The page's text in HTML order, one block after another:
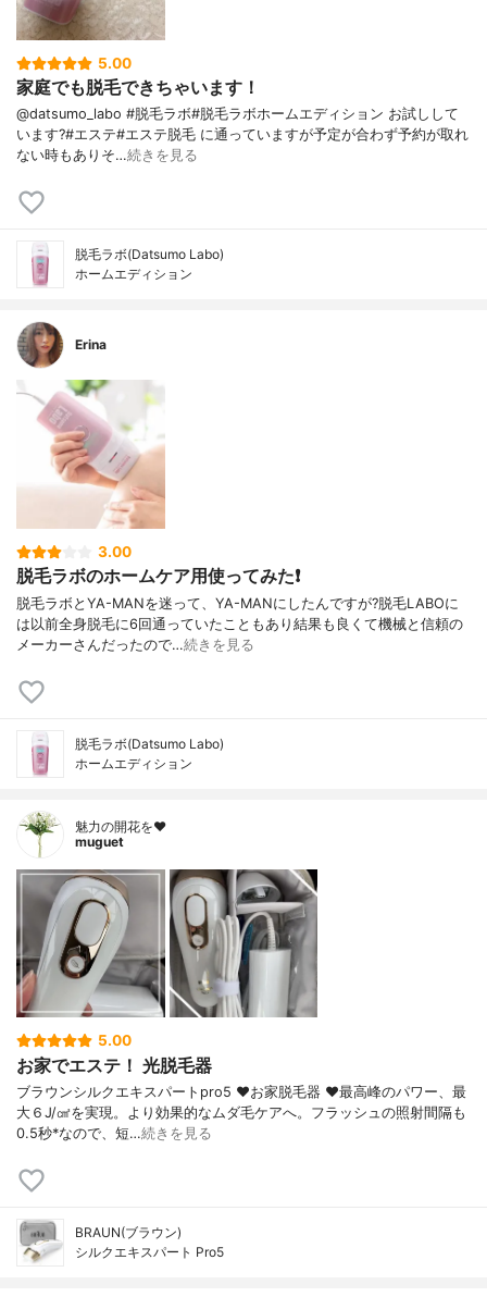
5.00
家庭でも脱毛できちゃいます！
@datsumo_labo #脱毛ラボ#脱毛ラボホームエディション お試しして
います?#エステ#エステ脱毛 に通っていますが予定が合わず予約が取れ
ない時もありそ…続きを見る
脱毛ラボ(Datsumo Labo)
ホームエディション
Erina
3.00
脱毛ラボのホームケア用使ってみた❗
脱毛ラボとYA-MANを迷って、YA-MANにしたんですが?脱毛LABOに
は以前全身脱毛に6回通っていたこともあり結果も良くて機械と信頼の
メーカーさんだったので…続きを見る
脱毛ラボ(Datsumo Labo)
ホームエディション
魅力の開花を❤︎
muguet
5.00
お家でエステ！ 光脱毛器
ブラウンシルクエキスパートpro5 ❤︎お家脱毛器 ❤︎最高峰のパワー、最
大６J/㎠を実現。より効果的なムダ毛ケアへ。フラッシュの照射間隔も
0.5秒*なので、短…続きを見る
BRAUN(ブラウン)
シルクエキスパート Pro5